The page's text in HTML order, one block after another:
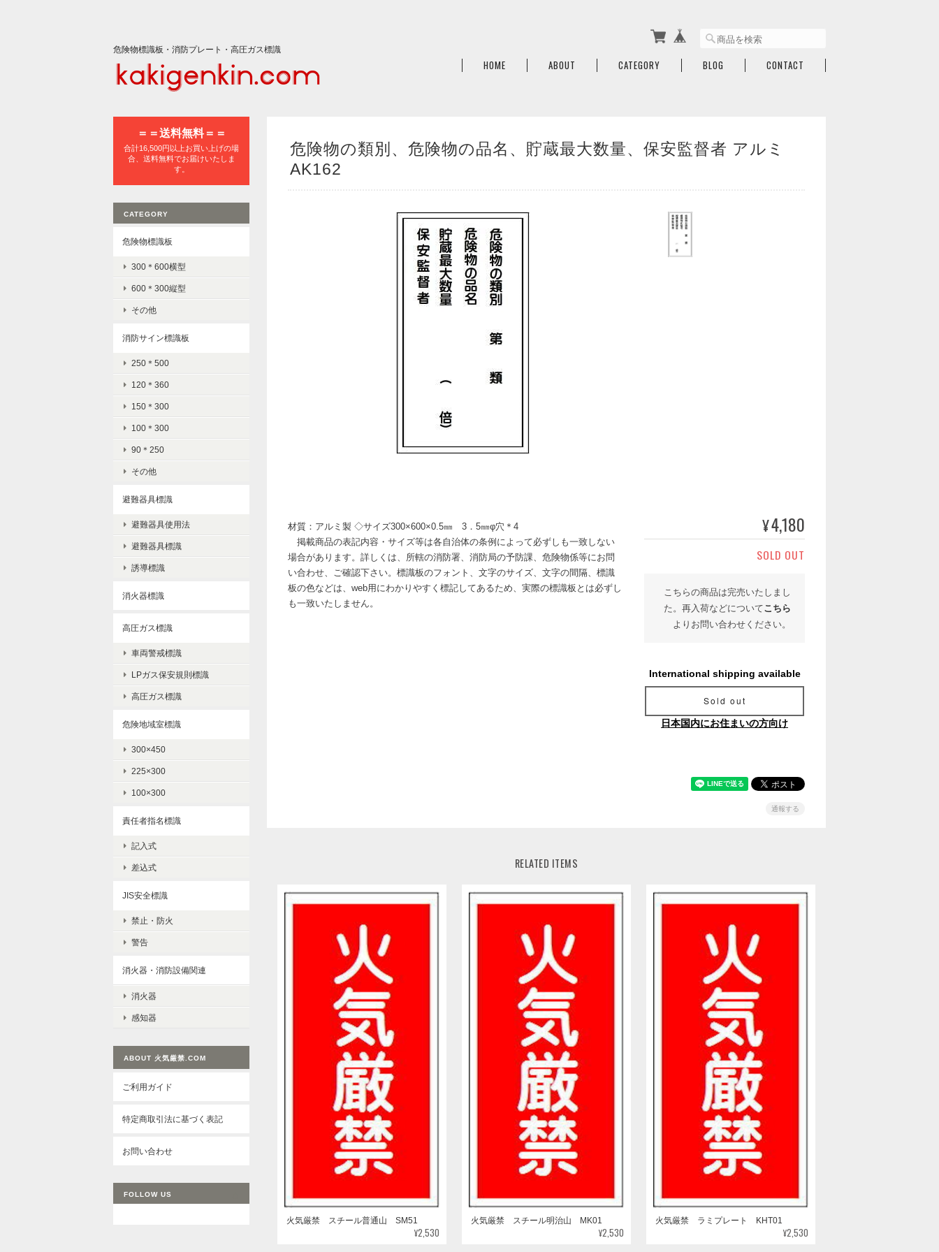
危険物標識板・消防プレート・高圧ガス標識
HOME ABOUT CATEGORY BLOG CONTACT
危険物の類別、危険物の品名、貯蔵最大数量、保安監督者 アルミ
AK162
材質：アルミ製 ◇サイズ300×600×0.5㎜ 3．5㎜φ穴＊4
掲載商品の表記内容・サイズ等は各自治体の条例によって必ずしも一致しない
場合があります。詳しくは、所轄の消防署、消防局の予防課、危険物係等にお問
い合わせ、ご確認下さい。標識板のフォント、文字のサイズ、文字の間隔、標識
板の色などは、web用にわかりやすく標記してあるため、実際の標識板とは必ずし
も一致いたしません。
¥4,180
SOLD OUT
こちらの商品は完売いたしまし
た。再入荷などについてこちら
よりお問い合わせください。
International shipping available
Sold out
日本国内にお住まいの方向け
通報する
RELATED ITEMS
火気厳禁 スチール普通山 SM51
¥2,530
火気厳禁 スチール明治山 MK01
¥2,530
火気厳禁 ラミプレート KHT01
¥2,530
＝＝送料無料＝＝
合計16,500円以上お買い上げの場
合、送料無料でお届けいたしま
す。
CATEGORY
危険物標識板
300＊600横型
600＊300縦型
その他
消防サイン標識板
250＊500
120＊360
150＊300
100＊300
90＊250
その他
避難器具標識
避難器具使用法
避難器具標識
誘導標識
消火器標識
高圧ガス標識
車両警戒標識
LPガス保安規則標識
高圧ガス標識
危険地域室標識
300×450
225×300
100×300
責任者指名標識
記入式
差込式
JIS安全標識
禁止・防火
警告
消火器・消防設備関連
消火器
感知器
ABOUT 火気厳禁.COM
ご利用ガイド
特定商取引法に基づく表記
お問い合わせ
FOLLOW US